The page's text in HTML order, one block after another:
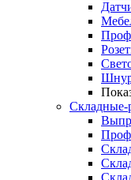
Складные-